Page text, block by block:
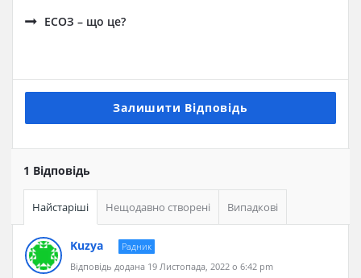
ЕСОЗ – що це?
Залишити Відповідь
1 Відповідь
Найстаріші Нещодавно створені Випадкові
Kuzya
Радник
Відповідь додана 19 Листопада, 2022 о 6:42 pm